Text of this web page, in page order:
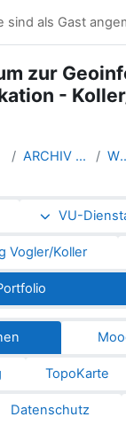
sind als Gast
zur
-
ARCHIV - Lehrveranstaltungen a... WS 2025/26
VU-
Vogler/Koller
TopoKarte
Datenschutz